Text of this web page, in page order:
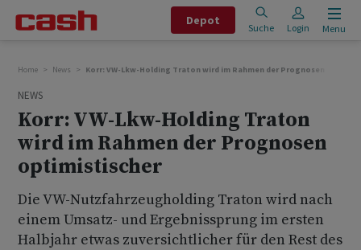
Depot
Suche Login Menu
Home News Korr: VW-Lkw-Holding Traton wird im Rahmen der Prognosen
NEWS
Korr: VW-Lkw-Holding Traton
wird im Rahmen der Prognosen
optimistischer
Die VW-Nutzfahrzeugholding Traton wird nach
einem Umsatz- und Ergebnissprung im ersten
Halbjahr etwas zuversichtlicher für den Rest des